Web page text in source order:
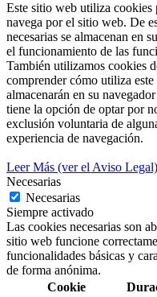
Este sitio web utiliza cookies
navega por el sitio web. De
necesarias se almacenan en
el funcionamiento de las
También utilizamos cookies
comprender cómo utiliza
almacenarán en su
tiene la opción de optar por
exclusión voluntaria de
experiencia de navegación.
Leer Más (ver el Aviso Legal)
Necesarias
Necesarias
Siempre activado
Las cookies necesarias son
sitio web funcione
funcionalidades básicas y
de forma anónima.
Cookie